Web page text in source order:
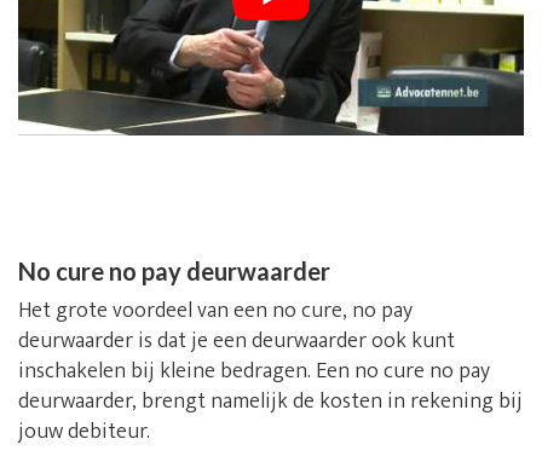
No cure no pay deurwaarder
Het grote voordeel van een no cure, no pay
deurwaarder is dat je een deurwaarder ook kunt
inschakelen bij kleine bedragen. Een no cure no pay
deurwaarder, brengt namelijk de kosten in rekening bij
jouw debiteur.